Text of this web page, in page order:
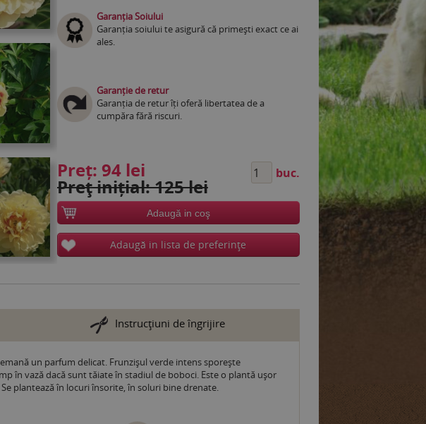
Garanția Soiului
Garanția soiului te asigură că primești exact ce ai
ales.
Garanție de retur
Garanția de retur îți oferă libertatea de a
cumpăra fără riscuri.
Preț: 94 lei
Preţ inițial: 125 lei
buc.
Adaugă in coş
Adaugă in lista de preferinţe
Instrucţiuni de îngrijire
un parfum delicat. Frunzișul verde intens sporește
în vază dacă sunt tăiate în stadiul de boboci. Este o plantă ușor
plantează în locuri însorite, în soluri bine drenate.